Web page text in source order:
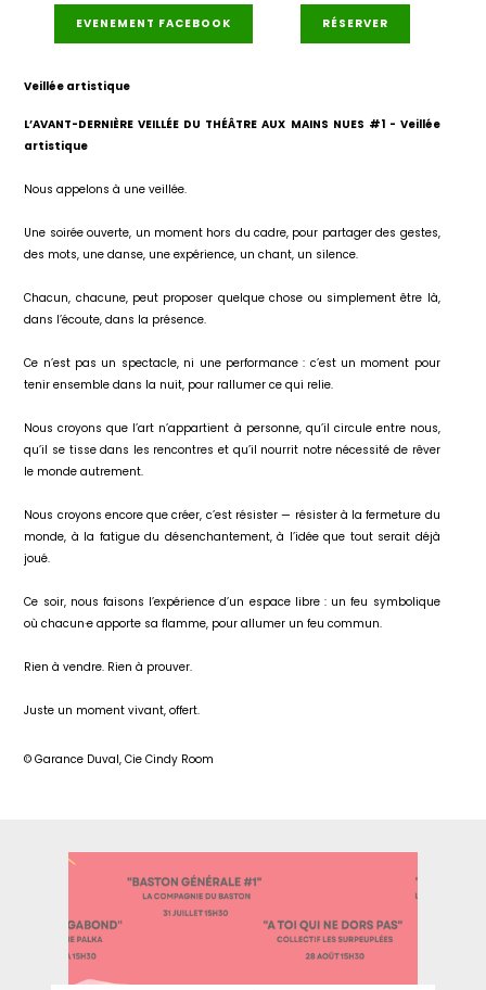
EVENEMENT FACEBOOK RÉSERVER
Veillée artistique
L’AVANT-DERNIÈRE VEILLÉE DU THÉÂTRE AUX MAINS NUES #1 - Veillée
artistique
Nous appelons à une veillée.
Une soirée ouverte, un moment hors du cadre, pour partager des gestes,
des mots, une danse, une expérience, un chant, un silence.
Chacun, chacune, peut proposer quelque chose ou simplement être là,
dans l’écoute, dans la présence.
Ce n’est pas un spectacle, ni une performance : c’est un moment pour
tenir ensemble dans la nuit, pour rallumer ce qui relie.
Nous croyons que l’art n’appartient à personne, qu’il circule entre nous,
qu’il se tisse dans les rencontres et qu’il nourrit notre nécessité de rêver
le monde autrement.
Nous croyons encore que créer, c’est résister — résister à la fermeture du
monde, à la fatigue du désenchantement, à l’idée que tout serait déjà
joué.
Ce soir, nous faisons l’expérience d’un espace libre : un feu symbolique
où chacun·e apporte sa flamme, pour allumer un feu commun.
Rien à vendre. Rien à prouver.
Juste un moment vivant, offert.
© Garance Duval, Cie Cindy Room